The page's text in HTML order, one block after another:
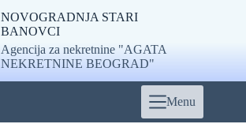
NOVOGRADNJA STARI
BANOVCI
Agencija za nekretnine "AGATA
NEKRETNINE BEOGRAD"
Menu